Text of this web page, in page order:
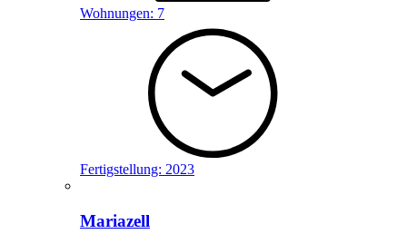
Wohnungen: 7
Fertigstellung: 2023
Mariazell